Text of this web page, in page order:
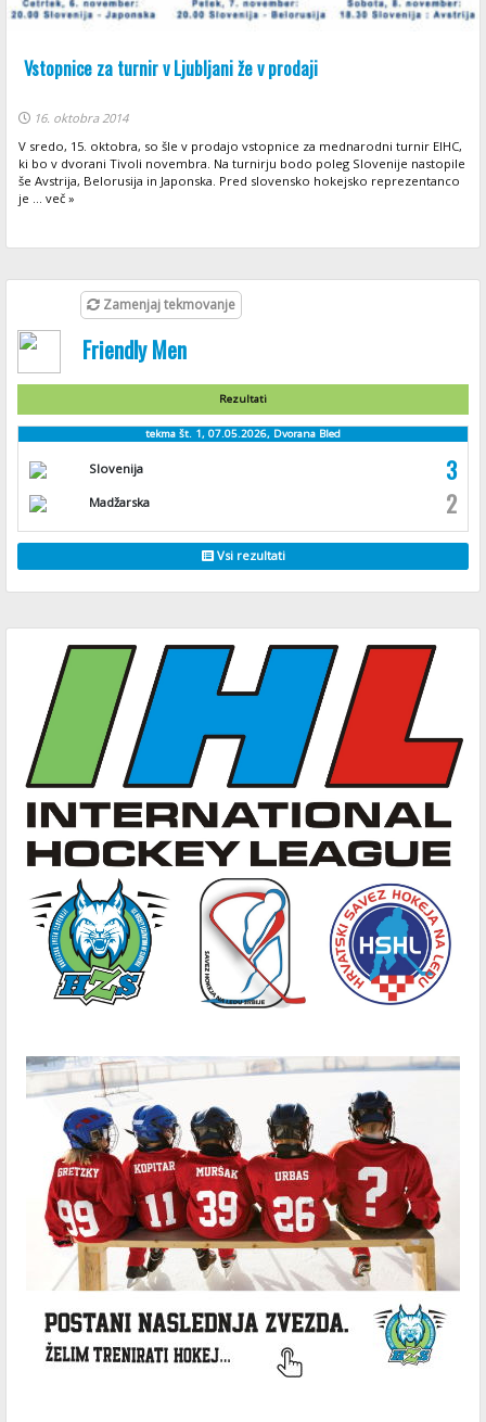
Vstopnice za turnir v Ljubljani že v prodaji
16. oktobra 2014
V sredo, 15. oktobra, so šle v prodajo vstopnice za mednarodni turnir EIHC,
ki bo v dvorani Tivoli novembra. Na turnirju bodo poleg Slovenije nastopile
še Avstrija, Belorusija in Japonska. Pred slovensko hokejsko reprezentanco
je ... več »
Zamenjaj tekmovanje
Friendly Men
Rezultati
tekma št. 1, 07.05.2026, Dvorana Bled
Slovenija 3
Madžarska 2
Vsi rezultati